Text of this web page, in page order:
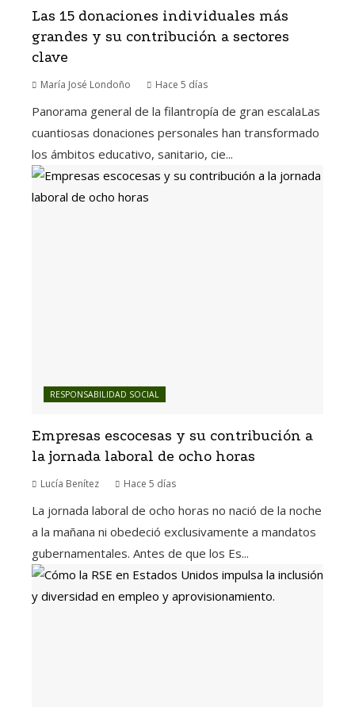
Las 15 donaciones individuales más
grandes y su contribución a sectores
clave
María José Londoño Hace 5 días
Panorama general de la filantropía de gran escalaLas
cuantiosas donaciones personales han transformado
los ámbitos educativo, sanitario, cie...
RESPONSABILIDAD SOCIAL
Empresas escocesas y su contribución a
la jornada laboral de ocho horas
Lucía Benítez Hace 5 días
La jornada laboral de ocho horas no nació de la noche
a la mañana ni obedeció exclusivamente a mandatos
gubernamentales. Antes de que los Es...